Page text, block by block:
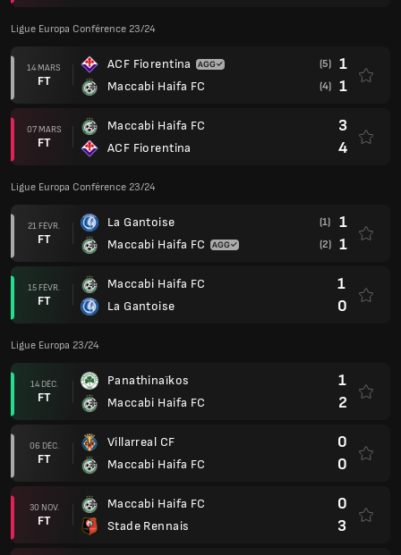
Ligue Europa Conférence 23/24
14 MARS
FT
ACF Fiorentina
Maccabi Haifa FC
(5) 1
(4) 1
07 MARS
FT
Maccabi Haifa FC
ACF Fiorentina
3
4
Ligue Europa Conférence 23/24
21 FÉVR.
FT
La Gantoise
Maccabi Haifa FC
(1) 1
(2) 1
15 FÉVR.
FT
Maccabi Haifa FC
La Gantoise
1
0
Ligue Europa 23/24
14 DÉC.
FT
Panathinaïkos
Maccabi Haifa FC
1
2
06 DÉC.
FT
Villarreal CF
Maccabi Haifa FC
0
0
30 NOV.
FT
Maccabi Haifa FC
Stade Rennais
0
3